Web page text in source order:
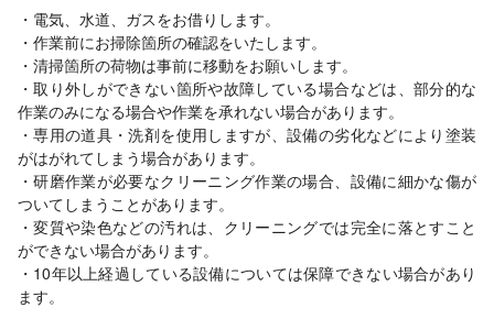
・電気、水道、ガスをお借りします。
・作業前にお掃除箇所の確認をいたします。
・清掃箇所の荷物は事前に移動をお願いします。
・取り外しができない箇所や故障している場合などは、部分的な
作業のみになる場合や作業を承れない場合があります。
・専用の道具・洗剤を使用しますが、設備の劣化などにより塗装
がはがれてしまう場合があります。
・研磨作業が必要なクリーニング作業の場合、設備に細かな傷が
ついてしまうことがあります。
・変質や染色などの汚れは、クリーニングでは完全に落とすこと
ができない場合があります。
・10年以上経過している設備については保障できない場合があり
ます。